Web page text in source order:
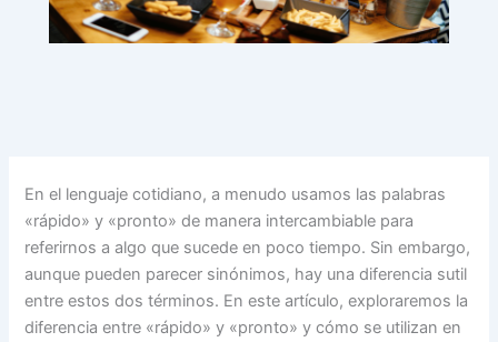
En el lenguaje cotidiano, a menudo usamos las palabras
«rápido» y «pronto» de manera intercambiable para
referirnos a algo que sucede en poco tiempo. Sin embargo,
aunque pueden parecer sinónimos, hay una diferencia sutil
entre estos dos términos. En este artículo, exploraremos la
diferencia entre «rápido» y «pronto» y cómo se utilizan en